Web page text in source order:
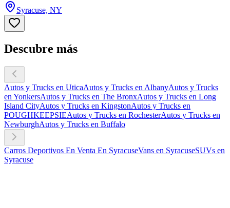
Syracuse, NY
Descubre más
Autos y Trucks en UticaAutos y Trucks en AlbanyAutos y Trucks
en YonkersAutos y Trucks en The BronxAutos y Trucks en Long
Island CityAutos y Trucks en KingstonAutos y Trucks en
POUGHKEEPSIEAutos y Trucks en RochesterAutos y Trucks en
NewburghAutos y Trucks en Buffalo
Carros Deportivos En Venta En SyracuseVans en SyracuseSUVs en
Syracuse